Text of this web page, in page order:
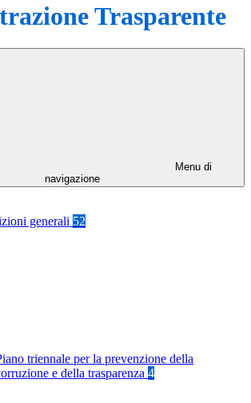
Trasparente
Menu di
navigazione
generali 52
triennale per la prevenzione della
e della trasparenza 4